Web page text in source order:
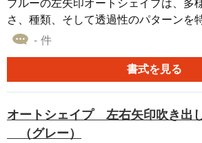
さ、種類、そして透過性のパターンを
これらの要素を組み合わせることで、
や透過性を変えることで、矢印の目
和を調整することも可能です。ブルー
することができます。無料ダウンロー
い。
- 件
書式を見る
オートシェイプ 左右矢印吹き出
（グレー）